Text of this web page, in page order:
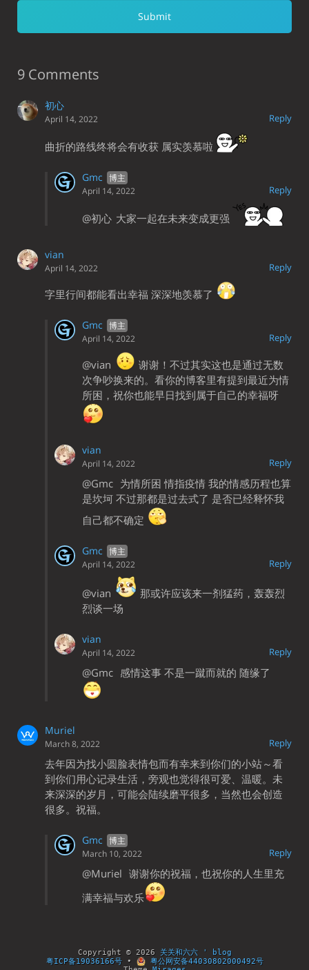
9 Comments
初心
Reply
April 14, 2022
曲折的路线终将会有收获 属实羡慕啦
Gmc
Reply
April 14, 2022
@初心 大家一起在未来变成更强
vian
Reply
April 14, 2022
字里行间都能看出幸福 深深地羡慕了
Gmc
Reply
April 14, 2022
@vian
谢谢！不过其实这也是通过无数
次争吵换来的。看你的博客里有提到最近为情
所困，祝你也能早日找到属于自己的幸福呀
vian
Reply
April 14, 2022
@Gmc 为情所困 情指疫情 我的情感历程也算
是坎坷 不过那都是过去式了 是否已经释怀我
自己都不确定
Gmc
Reply
April 14, 2022
@vian
那或许应该来一剂猛药，轰轰烈
烈谈一场
vian
Reply
April 14, 2022
@Gmc 感情这事 不是一蹴而就的 随缘了
Muriel
Reply
March 8, 2022
去年因为找小圆脸表情包而有幸来到你们的小站～看
到你们用心记录生活，旁观也觉得很可爱、温暖。未
来深深的岁月，可能会陆续磨平很多，当然也会创造
很多。祝福。
Gmc
Reply
March 10, 2022
@Muriel 谢谢你的祝福，也祝你的人生里充
满幸福与欢乐
Copyright © 2026
关关和六六 ' blog
粤ICP备19036166号•
粤公网安备44030802000492号